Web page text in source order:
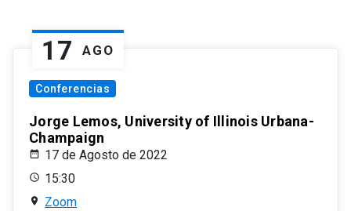
17 AGO
Conferencias
Jorge Lemos, University of Illinois Urbana-
Champaign
17 de Agosto de 2022
15:30
Zoom